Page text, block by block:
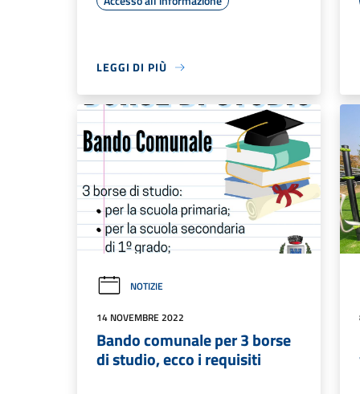
LEGGI DI PIÙ
NOTIZIE
14 NOVEMBRE 2022
Bando comunale per 3 borse
di studio, ecco i requisiti